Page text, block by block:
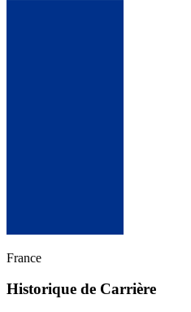
France
Historique de Carrière